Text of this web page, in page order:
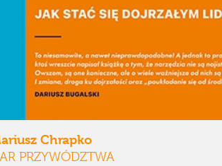
Chrapko
PRZYWÓDZTWA